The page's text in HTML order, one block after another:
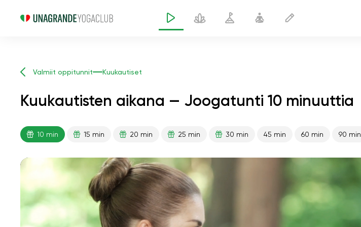
Valmiit oppitunnit Kuukautiset
Kuukautisten aikana — Joogatunti 10 minuuttia
10 min 15 min 20 min 25 min 30 min 45 min 60 min 90 min